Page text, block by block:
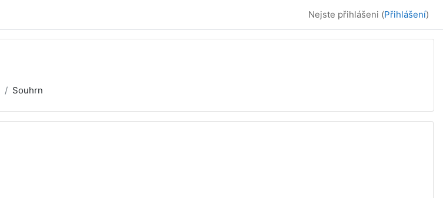
Nejste přihlášeni (Přihlášení)
Souhrn